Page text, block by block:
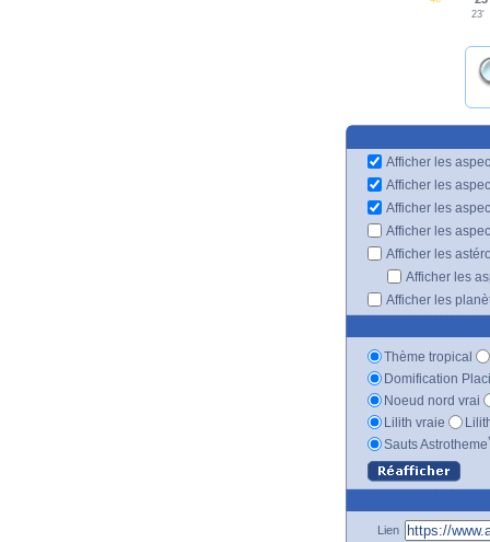
23'
Afficher les
Afficher les
Afficher les
Afficher les
Afficher les
Afficher les
Afficher les
Thème tropical
Domification
Noeud nord vrai
Lilith vraie
Sauts Astrotheme
Lien